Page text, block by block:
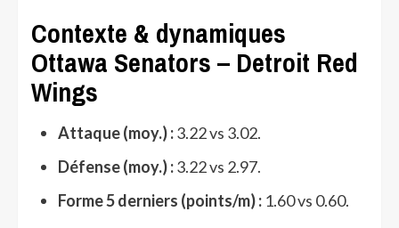
Contexte & dynamiques
Ottawa Senators – Detroit Red
Wings
Attaque (moy.) :3.22 vs 3.02.
Défense (moy.) :3.22 vs 2.97.
Forme 5 derniers (points/m) : 1.60 vs 0.60.